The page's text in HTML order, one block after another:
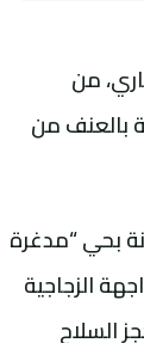
صباح اليوم الجمعة 16 شتنبر الجاري، من
سرقة بالعنف من
بحي “مدغرة
الزجاجية
السلاح